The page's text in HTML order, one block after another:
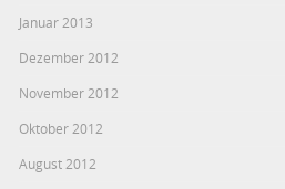
Januar 2013
Dezember 2012
November 2012
Oktober 2012
August 2012